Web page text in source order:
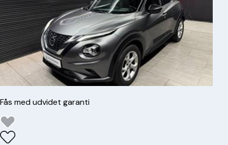
Fås med udvidet garanti